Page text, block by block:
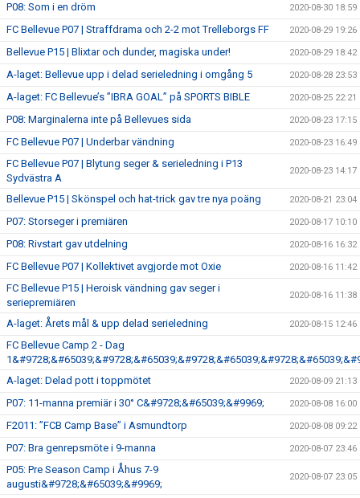
P08: Som i en dröm 2020-08-30 18:59
FC Bellevue P07 | Straffdrama och 2-2 mot Trelleborgs FF 2020-08-29 19:26
Bellevue P15 | Blixtar och dunder, magiska under! 2020-08-29 18:42
A-laget: Bellevue upp i delad serieledning i omgång 5 2020-08-28 23:53
A-laget: FC Bellevue’s ”IBRA GOAL” på SPORTS BIBLE 2020-08-25 22:21
P08: Marginalerna inte på Bellevues sida 2020-08-23 17:15
FC Bellevue P07 | Underbar vändning 2020-08-23 16:49
FC Bellevue P07 | Blytung seger & serieledning i P13
Sydvästra A
2020-08-23 14:17
Bellevue P15 | Skönspel och hat-trick gav tre nya poäng 2020-08-21 23:04
P07: Storseger i premiären 2020-08-17 10:10
P08: Rivstart gav utdelning 2020-08-16 16:32
FC Bellevue P07 | Kollektivet avgjorde mot Oxie 2020-08-16 11:42
FC Bellevue P15 | Heroisk vändning gav seger i
seriepremiären
2020-08-16 11:38
A-laget: Årets mål & upp delad serieledning 2020-08-15 12:46
FC Bellevue Camp 2 - Dag
A-laget: Delad pott i toppmötet
2020-08-09 21:13
P07: 11-manna premiär i 30° C&#9728;&#65039;&#9969; 2020-08-08 16:00
F2011: ”FCB Camp Base” i Asmundtorp 2020-08-08 09:22
P07: Bra genrepsmöte i 9-manna 2020-08-07 23:46
P05: Pre Season Camp i Åhus 7-9
augusti&#9728;&#65039;&#9969;
2020-08-07 23:05